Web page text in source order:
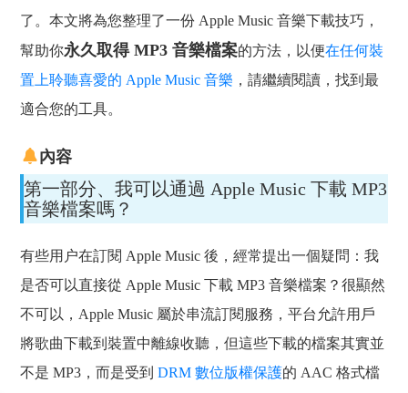
了。本文將為您整理了一份 Apple Music 音樂下載技巧，
幫助你永久取得 MP3 音樂檔案的方法，以便在任何裝
置上聆聽喜愛的 Apple Music 音樂 ，請繼續閱讀，找到最
適合您的工具。
內容
第一部分、我可以通過 Apple Music 下載 MP3
音樂檔案嗎？
有些用户在訂閱 Apple Music 後，經常提出一個疑問：我
是否可以直接從 Apple Music 下載 MP3 音樂檔案？很顯然
不可以，Apple Music 屬於串流訂閱服務，平台允許用戶
將歌曲下載到裝置中離線收聽，但這些下載的檔案其實並
不是 MP3，而是受到 DRM 數位版權保護的 AAC 格式檔